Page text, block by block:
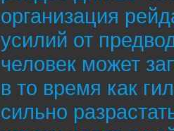
организация
усилий от
человек может
в то время как
сильно